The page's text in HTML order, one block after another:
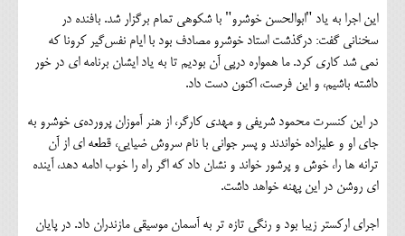
این اجرا به یاد "ابوالحسن خوشرو" با شکوهی تمام برگزار شد. بافنده در
سخنانی گفت: درگذشت استاد خوشرو مصادف بود با ایام نفس‌گیر کرونا که
نمی شد کاری کرد. ما همواره درپی آن بودیم تا به یاد ایشان برنامه ای در خور
داشته باشیم، و این فرصت، اکنون دست داد.
در این کنسرت محمود شریفی و مهدی کارگر، از هنر آموزان پرورده‌ی خوشرو به
جای او و علیزاده خواندند و پسر جوانی با نام سروش ضیایی، قطعه ای از آن
ترانه ها را، خوش و پرشور خواند و نشان داد که اگر راه را خوب ادامه دهد، آینده
ای روشن در این پهنه خواهد داشت.
اجرای ارکستر زیبا بود و رنگی تازه تر به آسمان موسیقی مازندران داد. در پایان